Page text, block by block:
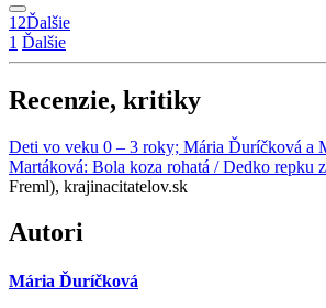
1 2Ďalšie
1 Ďalšie
Recenzie, kritiky
Deti vo veku 0 – 3 roky; Mária Ďuríčková a
Martáková: Bola koza rohatá / Dedko repku
Freml), krajinacitatelov.sk
Autori
Mária Ďuríčková